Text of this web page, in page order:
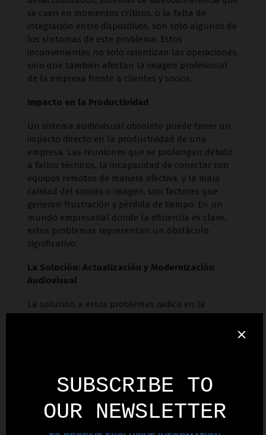
se caen en momentos críticos, o la falta de
integración entre dispositivos, son solo algunos de
los síntomas de este problema. Estos
inconvenientes no solo ralentizan las operaciones,
sino que también afectan la imagen profesional
de la empresa frente a clientes y socios.
Impacto en la Productividad
Un sistema audiovisual obsoleto puede tener un
impacto directo en la productividad de una
empresa. Las reuniones que se prolongan debido
a fallos técnicos, la incapacidad de conectar con
equipos remotos de manera efectiva, y la mala
calidad del sonido o imagen, son factores que
generan frustración y pérdida de tiempo. En un
mundo empresarial donde la eficiencia es clave,
estos problemas representan un obstáculo
significativo.
La Solución: Actualización y Modernización
Audiovisual
La solución a estos problemas radica en la
líder en servicios audiovisuales en Puerto Rico.
Beneficios de una Instalación Profesional